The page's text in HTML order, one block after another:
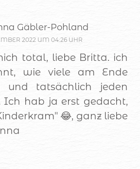
Gäbler-Pohland
2022 UM 04:26 UHR
total, liebe Britta. ich
wie viele am Ende
und tatsächlich jeden
Ich hab ja erst gedacht,
😂, ganz liebe